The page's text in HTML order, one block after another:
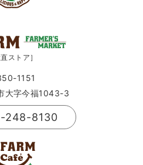
直ストア］
1151
大字今福1043-3
248-8130